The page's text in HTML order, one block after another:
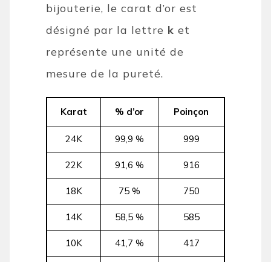
bijouterie, le carat d’or est
désigné par la lettre k et
représente une unité de
mesure de la pureté.
Karat % d’or Poinçon
24K 99,9 % 999
22K 91,6 % 916
18K 75 % 750
14K 58,5 % 585
10K 41,7 % 417